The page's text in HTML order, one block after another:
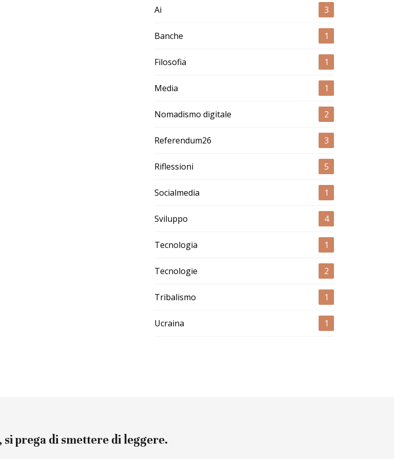
Ai 3
Banche 1
Filosofia 1
Media 1
Nomadismo digitale 2
Referendum26 3
Riflessioni 5
Socialmedia 1
Sviluppo 4
Tecnologia 1
Tecnologie 2
Tribalismo 1
Ucraina 1
si prega di smettere di leggere.